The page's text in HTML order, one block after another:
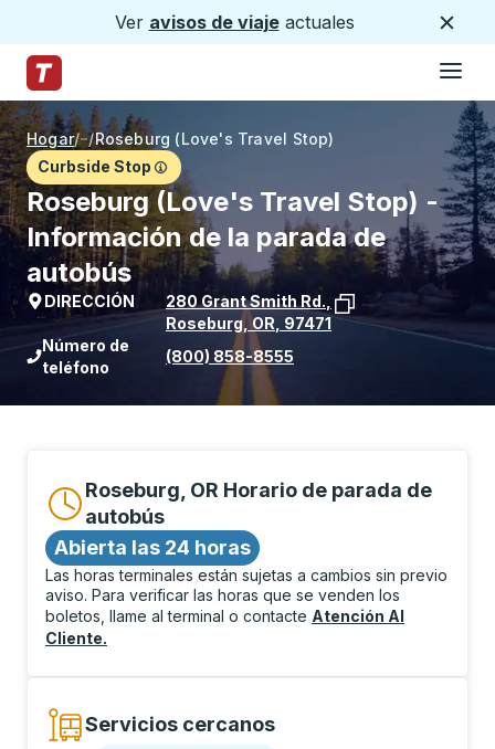
Ver avisos de viajeactuales
Página de inicio de Trailways
Hogar/ /Roseburg (Love's Travel Stop)
Curbside Stop
Roseburg (Love's Travel Stop) -
Información de la parada de
autobús
DIRECCIÓN 280 Grant Smith Rd.
Roseburg OR 97471
Ver la ubicación de la parada en
Número de
teléfono
(800) 858-8555
Roseburg, OR Horario de parada de
autobús
Abierta las 24 horas
Las horas terminales están sujetas a cambios sin previo
aviso. Para verificar las horas que se venden los
boletos, llame al terminal o contacte Atención Al
Cliente.
Servicios cercanos